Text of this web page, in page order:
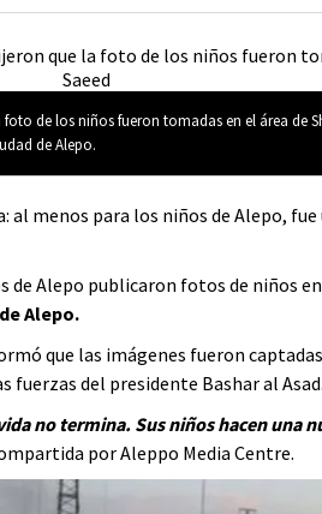
de los niños fueron tomadas en el área de
de Alepo.
al menos para los niños de Alepo,
de Alepo publicaron fotos de niños en
Alepo.
que las imágenes fueron
fuerzas del presidente Bashar al Asad.
no termina. Sus niños hacen una
por Aleppo Media Centre.